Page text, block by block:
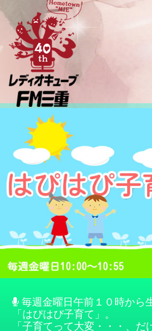
毎週金曜日午前１０時から
「はぴはぴ子育て」。
「子育てって大変・・・、